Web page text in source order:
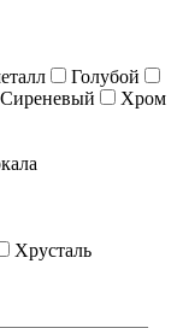
Голубой
Сиреневый
Хром
Хрусталь